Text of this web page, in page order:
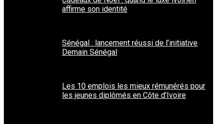
affirme son identité
Sénégal : lancement réussi de l’initiative
Demain Sénégal
Les 10 emplois les mieux rémunérés pour
les jeunes diplômés en Côte d’Ivoire